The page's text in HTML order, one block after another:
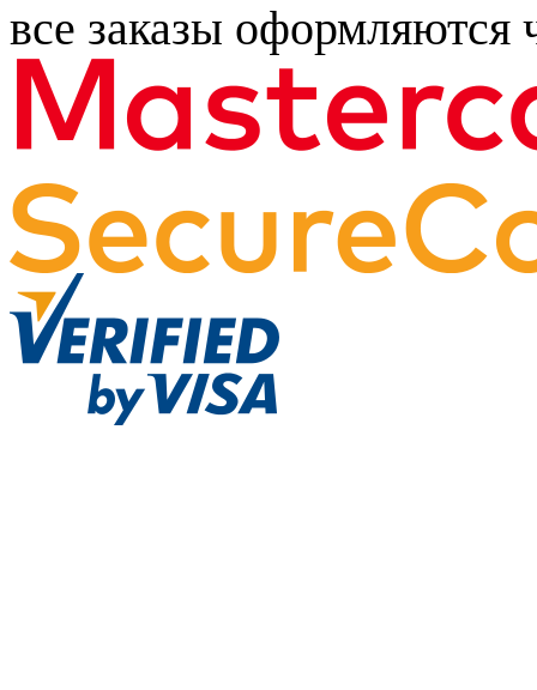
все заказы оформляются